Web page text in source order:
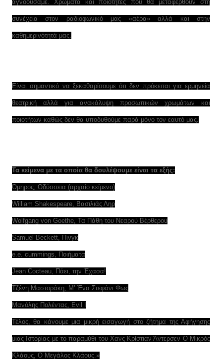
αγνοούσαμε. Χρώματα και ποιότητες που θα μεταφερθούν στη
συνέχεια στον ραδιοφωνικό μας «αέρα» αλλά και στην
καθημερινότητά μας.
Είναι σημαντικό να ξεκαθαρίσουμε ότι δεν πρόκειται για ερμηνεία
θεατρική αλλά για ανακάλυψη προσωπικών χρωμάτων και
ποιοτήτων καθώς δεν θα υποδυθούμε παρά μόνο τον εαυτό μας.
Τα κείμενα με τα οποία θα δουλέψουμε είναι τα εξής:
Όμηρος, Οδύσσεια (αρχαίο κείμενο)
William Shakespeare, Βασιλιάς Ληρ
Wolfgang von Goethe, Τα Πάθη του Νεαρού Βέρθερου
Samuel Beckett, Πινγκ
e.e. cummings, Ποιήματα
Jean Cocteau, Πάει, την Έχασα!
Τζένη Μαστοράκη, Μ’ Ένα Στεφάνι Φως
Μανόλης Πολέντας, Evil I
Τέλος, θα κάνουμε μια μικρή εισαγωγή στο ζήτημα της Αφήγησης
μιας Ιστορίας με το παραμύθι του Χανς Κρίστιαν Άντερσεν Ο Μικρός
Κλάους, Ο Μεγάλος Κλάους.»